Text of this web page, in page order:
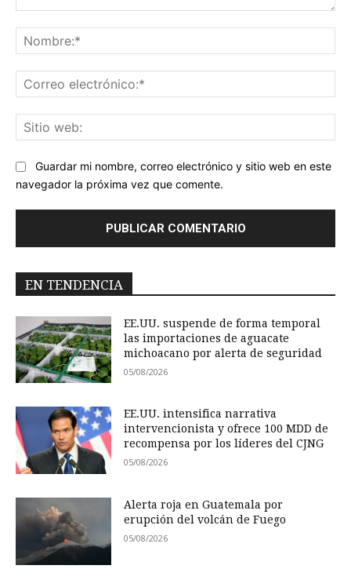
Guardar mi nombre, correo electrónico y sitio web en este
navegador la próxima vez que comente.
EN TENDENCIA
EE.UU. suspende de forma temporal
las importaciones de aguacate
michoacano por alerta de seguridad
05/08/2026
EE.UU. intensifica narrativa
intervencionista y ofrece 100 MDD de
recompensa por los líderes del CJNG
05/08/2026
Alerta roja en Guatemala por
erupción del volcán de Fuego
05/08/2026